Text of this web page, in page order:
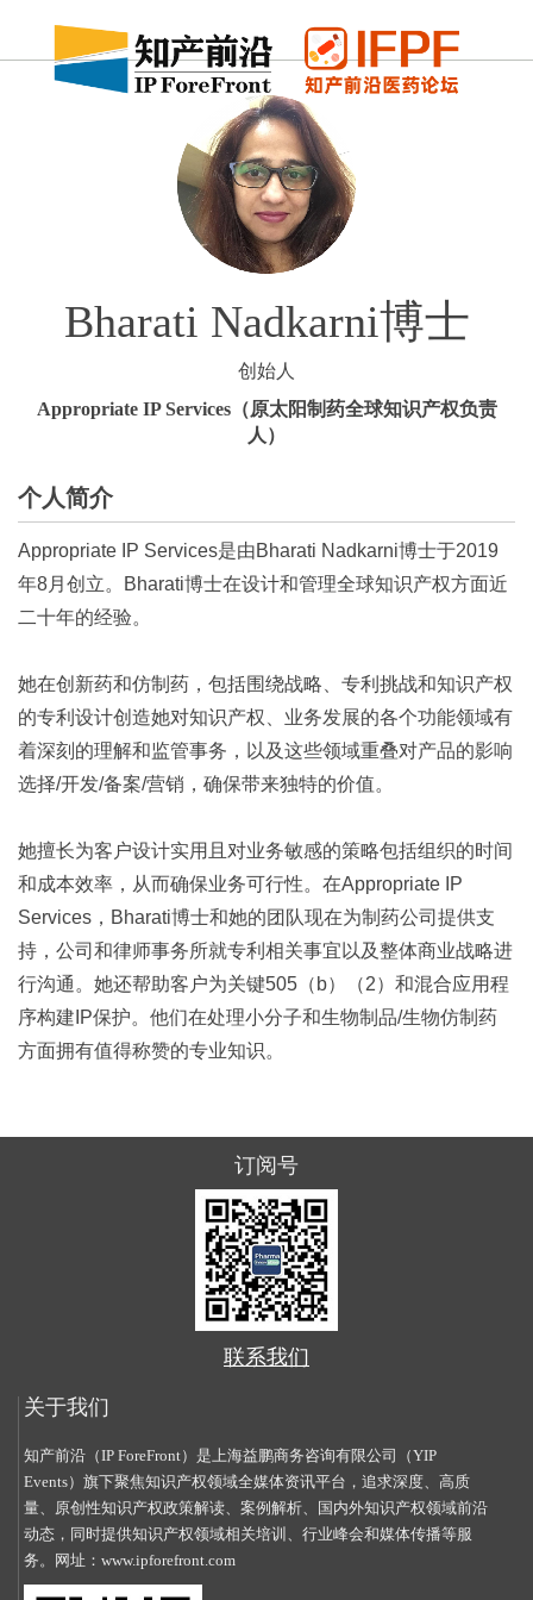
Bharati Nadkarni博士
创始人
Appropriate IP Services（原太阳制药全球知识产权负责
人）
个人简介
Appropriate IP Services是由Bharati Nadkarni博士于2019
年8月创立。Bharati博士在设计和管理全球知识产权方面近
二十年的经验。
她在创新药和仿制药，包括围绕战略、专利挑战和知识产权
的专利设计创造她对知识产权、业务发展的各个功能领域有
着深刻的理解和监管事务，以及这些领域重叠对产品的影响
选择/开发/备案/营销，确保带来独特的价值。
她擅长为客户设计实用且对业务敏感的策略包括组织的时间
和成本效率，从而确保业务可行性。在Appropriate IP
Services，Bharati博士和她的团队现在为制药公司提供支
持，公司和律师事务所就专利相关事宜以及整体商业战略进
行沟通。她还帮助客户为关键505（b）（2）和混合应用程
序构建IP保护。他们在处理小分子和生物制品/生物仿制药
方面拥有值得称赞的专业知识。
订阅号
联系我们
关于我们
知产前沿（IP ForeFront）是上海益鹏商务咨询有限公司（YIP
Events）旗下聚焦知识产权领域全媒体资讯平台，追求深度、高质
量、原创性知识产权政策解读、案例解析、国内外知识产权领域前沿
动态，同时提供知识产权领域相关培训、行业峰会和媒体传播等服
务。网址： www.ipforefront.com